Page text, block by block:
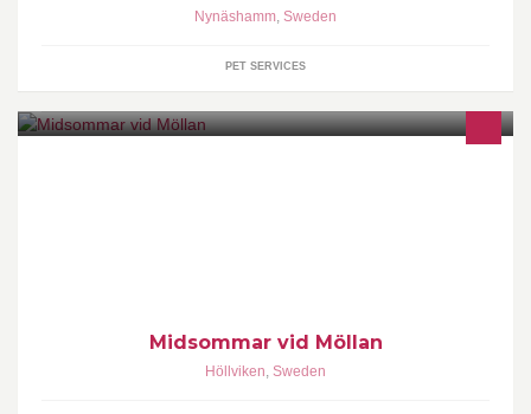
Nynäshamm, Sweden
PET SERVICES
Midsommar vid Möllan
Höllviken, Sweden